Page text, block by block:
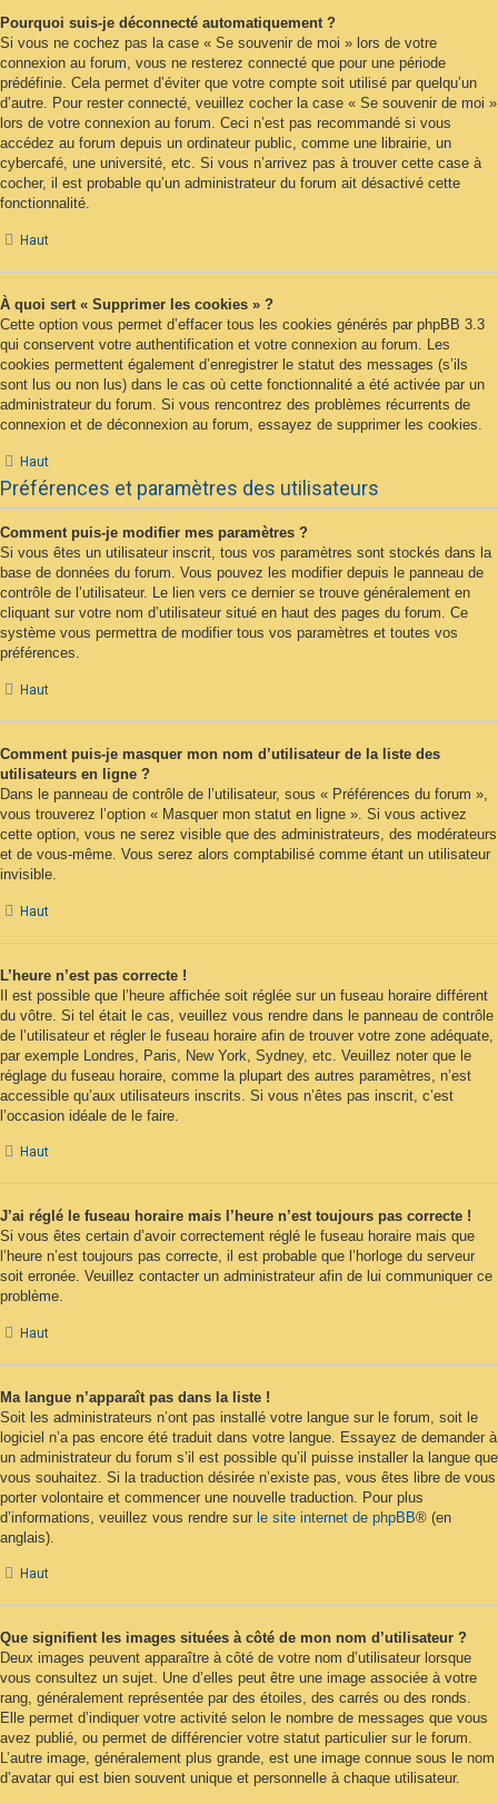
Pourquoi suis-je déconnecté automatiquement ?
Si vous ne cochez pas la case « Se souvenir de moi » lors de votre
connexion au forum, vous ne resterez connecté que pour une période
prédéfinie. Cela permet d’éviter que votre compte soit utilisé par quelqu’un
d’autre. Pour rester connecté, veuillez cocher la case « Se souvenir de moi »
lors de votre connexion au forum. Ceci n’est pas recommandé si vous
accédez au forum depuis un ordinateur public, comme une librairie, un
cybercafé, une université, etc. Si vous n’arrivez pas à trouver cette case à
cocher, il est probable qu’un administrateur du forum ait désactivé cette
fonctionnalité.
Haut
À quoi sert « Supprimer les cookies » ?
Cette option vous permet d’effacer tous les cookies générés par phpBB 3.3
qui conservent votre authentification et votre connexion au forum. Les
cookies permettent également d’enregistrer le statut des messages (s’ils
sont lus ou non lus) dans le cas où cette fonctionnalité a été activée par un
administrateur du forum. Si vous rencontrez des problèmes récurrents de
connexion et de déconnexion au forum, essayez de supprimer les cookies.
Haut
Préférences et paramètres des utilisateurs
Comment puis-je modifier mes paramètres ?
Si vous êtes un utilisateur inscrit, tous vos paramètres sont stockés dans la
base de données du forum. Vous pouvez les modifier depuis le panneau de
contrôle de l’utilisateur. Le lien vers ce dernier se trouve généralement en
cliquant sur votre nom d’utilisateur situé en haut des pages du forum. Ce
système vous permettra de modifier tous vos paramètres et toutes vos
préférences.
Haut
Comment puis-je masquer mon nom d’utilisateur de la liste des
utilisateurs en ligne ?
Dans le panneau de contrôle de l’utilisateur, sous « Préférences du forum »,
vous trouverez l’option « Masquer mon statut en ligne ». Si vous activez
cette option, vous ne serez visible que des administrateurs, des modérateurs
et de vous-même. Vous serez alors comptabilisé comme étant un utilisateur
invisible.
Haut
L’heure n’est pas correcte !
Il est possible que l’heure affichée soit réglée sur un fuseau horaire différent
du vôtre. Si tel était le cas, veuillez vous rendre dans le panneau de contrôle
de l’utilisateur et régler le fuseau horaire afin de trouver votre zone adéquate,
par exemple Londres, Paris, New York, Sydney, etc. Veuillez noter que le
réglage du fuseau horaire, comme la plupart des autres paramètres, n’est
accessible qu’aux utilisateurs inscrits. Si vous n’êtes pas inscrit, c’est
l’occasion idéale de le faire.
Haut
J’ai réglé le fuseau horaire mais l’heure n’est toujours pas correcte !
Si vous êtes certain d’avoir correctement réglé le fuseau horaire mais que
l’heure n’est toujours pas correcte, il est probable que l’horloge du serveur
soit erronée. Veuillez contacter un administrateur afin de lui communiquer ce
problème.
Haut
Ma langue n’apparaît pas dans la liste !
Soit les administrateurs n’ont pas installé votre langue sur le forum, soit le
logiciel n’a pas encore été traduit dans votre langue. Essayez de demander à
un administrateur du forum s’il est possible qu’il puisse installer la langue que
vous souhaitez. Si la traduction désirée n’existe pas, vous êtes libre de vous
porter volontaire et commencer une nouvelle traduction. Pour plus
d’informations, veuillez vous rendre sur le site internet de phpBB® (en
anglais).
Haut
Que signifient les images situées à côté de mon nom d’utilisateur ?
Deux images peuvent apparaître à côté de votre nom d’utilisateur lorsque
vous consultez un sujet. Une d’elles peut être une image associée à votre
rang, généralement représentée par des étoiles, des carrés ou des ronds.
Elle permet d’indiquer votre activité selon le nombre de messages que vous
avez publié, ou permet de différencier votre statut particulier sur le forum.
L’autre image, généralement plus grande, est une image connue sous le nom
d’avatar qui est bien souvent unique et personnelle à chaque utilisateur.